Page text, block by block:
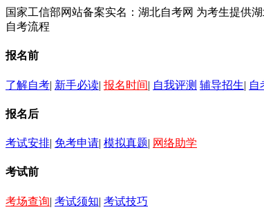
国家工信部网站备案实名：湖北自考网 为考生提供
自考流程
报名前
了解自考| 新手必读| 报名时间| 自我评测 辅导招生| 自
报名后
考试安排| 免考申请| 模拟真题| 网络助学
考试前
考场查询| 考试须知| 考试技巧